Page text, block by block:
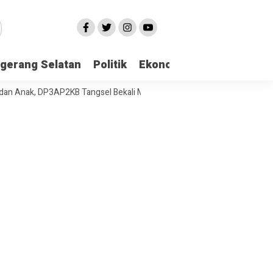
Selatan Politik Ekonomi
DP3AP2KB Tangsel Bekali Masyarakat Manajemen Stres dan